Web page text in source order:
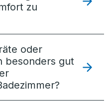
zu
oder
besonders gut